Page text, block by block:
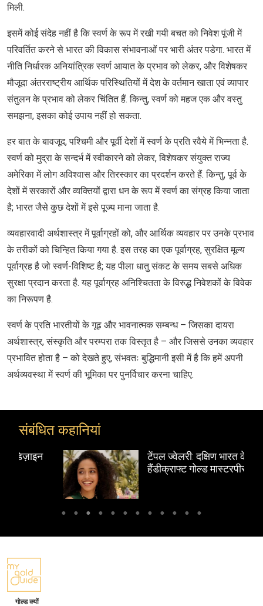
मिली.
इसमें कोई संदेह नहीं है कि स्वर्ण के रूप में रखी गयी बचत को निवेश पूंजी में
परिवर्तित करने से भारत की विकास संभावनाओं पर भारी अंतर पडेगा. भारत में
नीति निर्धारक अनियांत्रिक स्वर्ण आयात के प्रभाव को लेकर, और विशेषकर
मौजूदा अंतरराष्ट्रीय आर्थिक परिस्थितियों में देश के वर्तमान खाता एवं व्यापार
संतुलन के प्रभाव को लेकर चिंतित हैं. किन्तु, स्वर्ण को महज एक और वस्तु
समझना, इसका कोई उपाय नहीं हो सकता.
हर बात के बावजूद, पश्चिमी और पूर्वी देशों में स्वर्ण के प्रति रवैये में भिन्नता है.
स्वर्ण को मुद्रा के सन्दर्भ में स्वीकारने को लेकर, विशेषकर संयुक्त राज्य
अमेरिका में लोग अविश्वास और तिरस्कार का प्रदर्शन करते हैं. किन्तु, पूर्व के
देशों में सरकारों और व्यक्तियों द्वारा धन के रूप में स्वर्ण का संग्रह किया जाता
है; भारत जैसे कुछ देशों में इसे पूज्य माना जाता है.
व्यवहारवादी अर्थशास्त्र में पूर्वाग्रहों को, और आर्थिक व्यवहार पर उनके प्रभाव
के तरीकों को चिन्हित किया गया है. इस तरह का एक पूर्वाग्रह, सुरक्षित मूल्य
पूर्वाग्रह है जो स्वर्ण-विशिष्ट है; यह पीला धातु संकट के समय सबसे अधिक
सुरक्षा प्रदान करता है. यह पूर्वाग्रह अनिश्चितता के विरुद्ध निवेशकों के विवेक
का निरूपण है.
स्वर्ण के प्रति भारतीयों के गूढ़ और भावनात्मक सम्बन्ध – जिसका दायरा
अर्थशास्त्र, संस्कृति और परम्परा तक विस्तृत है – और जिससे उनका व्यवहार
प्रभावित होता है – को देखते हुए, संभवतः बुद्धिमानी इसी में है कि हमें अपनी
अर्थव्यवस्था में स्वर्ण की भूमिका पर पुनर्विचार करना चाहिए.
संबंधित कहानियां
टेंपल ज्वेलरी: दक्षिण भारत के
हैंडीक्राफ्ट गोल्ड मास्टरपीस
गोल्ड क्यों